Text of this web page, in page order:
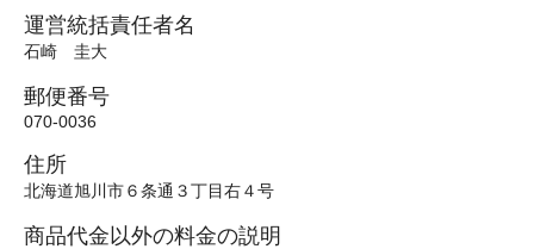
運営統括責任者名
石崎 圭大
郵便番号
070-0036
住所
北海道旭川市６条通３丁目右４号
商品代金以外の料金の説明